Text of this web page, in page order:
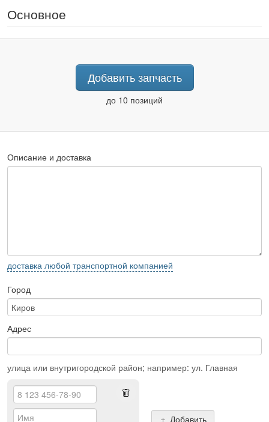
Основное
Добавить запчасть
до 10 позиций
Описание и доставка
доставка любой транспортной компанией
Город
Адрес
улица или внутригородской район; например: ул. Главная
Добавить